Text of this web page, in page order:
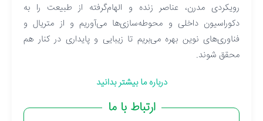
رویکردی مدرن، عناصر زنده و الهام‌گرفته از طبیعت را به
دکوراسیون داخلی و محوطه‌سازی‌ها می‌آوریم و از متریال و
فناوری‌های نوین بهره می‌بریم تا زیبایی و پایداری در کنار هم
محقق شوند.
درباره ما بیشتر بدانید
ارتباط با ما